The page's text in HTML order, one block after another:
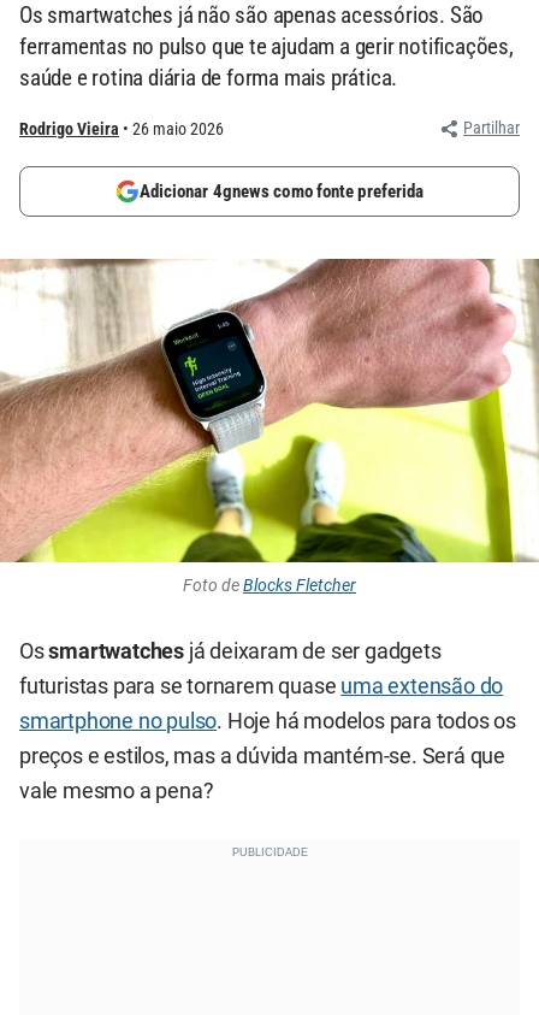
Os smartwatches já não são apenas acessórios. São
ferramentas no pulso que te ajudam a gerir notificações,
saúde e rotina diária de forma mais prática.
Rodrigo Vieira 26 maio 2026 Partilhar
Adicionar 4gnews como fonte preferida
Foto deBlocks Fletcher
Ossmartwatches já deixaram de ser gadgets
futuristas para se tornarem quase uma extensão do
smartphone no pulso. Hoje há modelos para todos os
preços e estilos, mas a dúvida mantém-se. Será que
vale mesmo a pena?